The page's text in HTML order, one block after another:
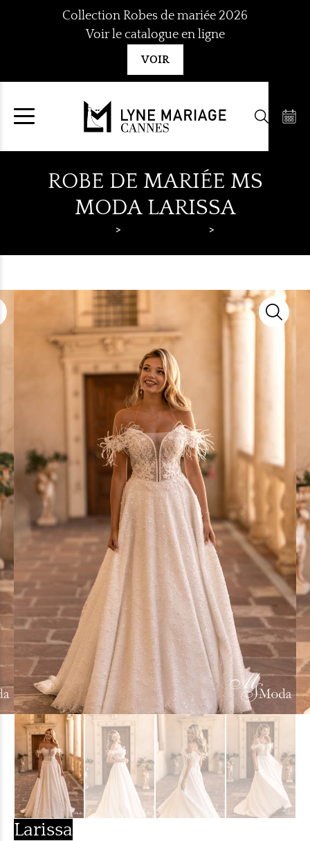
Collection Robes de mariée 2026
Voir le catalogue en ligne
VOIR
ROBE DE MARIÉE MS
MODA LARISSA
Larissa